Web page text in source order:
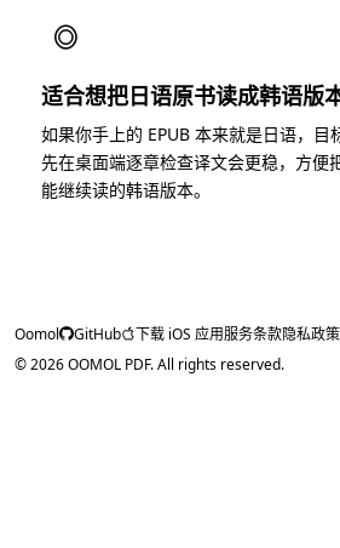
◎
适合想把日语原书读成韩语版
如果你手上的 EPUB 本来就是日语，目
先在桌面端逐章检查译文会更稳，方便
能继续读的韩语版本。
Oomol GitHub 下载 iOS 应用服务条款隐私政策
© 2026 OOMOL PDF. All rights reserved.